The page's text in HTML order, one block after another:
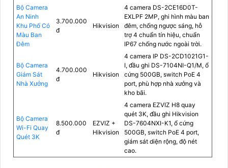
Bộ Camera
An Ninh
Khu Phố Có
Màu Ban
Đêm
3.700.000
đ
Hikvision
4 camera DS-2CE16D0T-
EXLPF 2MP, ghi hình màu ban
đêm, chống ngược sáng, hỗ
trợ 4 chuẩn tín hiệu, chuẩn
IP67 chống nước ngoài trời.
Bộ Camera
Giám Sát
Nhà Xưởng
4.700.000
đ
Hikvision
4 camera IP DS-2CD1021G1-
I, đầu ghi DS-7104NI-Q1/M, ổ
cứng 500GB, switch PoE 4
port, phù hợp nhà xưởng và
kho bãi.
Bộ Camera
Wi-Fi Quay
Quét 3K
8.500.000
đ
EZVIZ +
Hikvision
4 camera EZVIZ H8 quay
quét 3K, đầu ghi Hikvision
DS-7604NXI-K1, ổ cứng
500GB, switch PoE 4 port,
giám sát diện rộng, độ nét
cao.